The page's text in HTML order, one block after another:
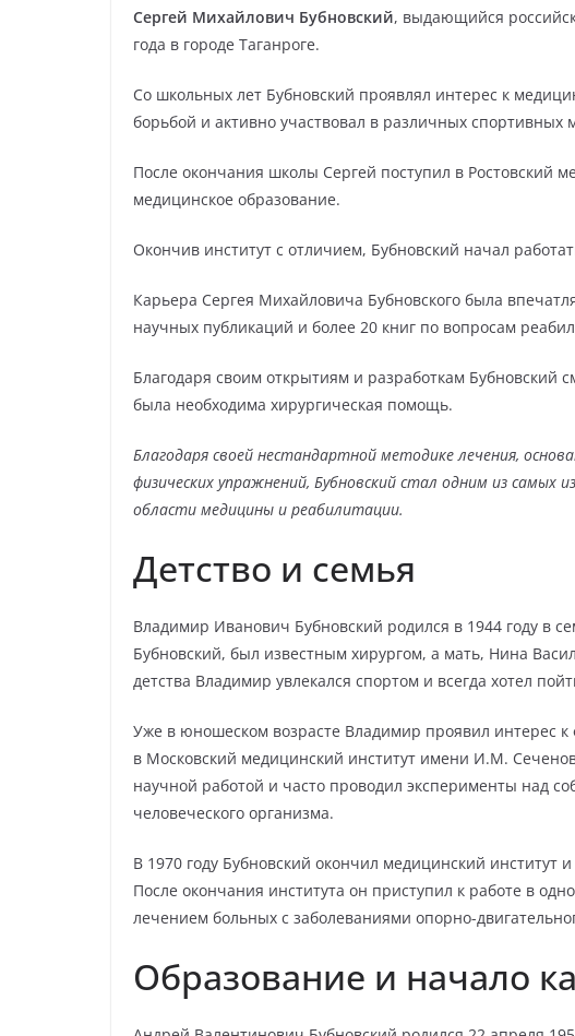
Сергей Михайлович Бубновский, выдающийся
года в городе Таганроге.
Со школьных лет Бубновский проявлял интерес к
борьбой и активно участвовал в различных спортивных
После окончания школы Сергей поступил в Ростовский
медицинское образование.
Окончив институт с отличием, Бубновский начал
Карьера Сергея Михайловича Бубновского была
научных публикаций и более 20 книг по вопросам
Благодаря своим открытиям и разработкам
была необходима хирургическая помощь.
Благодаря своей нестандартной методике лечения,
физических упражнений, Бубновский стал одним из самых
области медицины и реабилитации.
Детство и семья
Владимир Иванович Бубновский родился в 1944 году в
Бубновский, был известным хирургом, а мать, Нина
детства Владимир увлекался спортом и всегда хотел
Уже в юношеском возрасте Владимир проявил интерес к
в Московский медицинский институт имени И.М.
научной работой и часто проводил эксперименты над
человеческого организма.
В 1970 году Бубновский окончил медицинский институт
После окончания института он приступил к работе в
лечением больных с заболеваниями опорно-
Образование и начало